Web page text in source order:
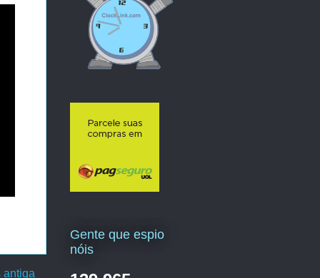
antiga
Gente que espio
nóis